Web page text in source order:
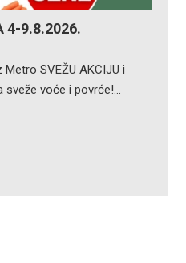
4-9.8.2026.
SVEŽU AKCIJU i
sveže voće i povrće!…